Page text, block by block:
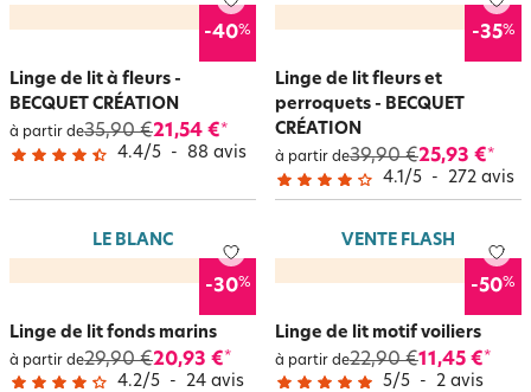
-40%
Linge de lit à fleurs -
BECQUET CRÉATION
à partir de35,90 €21,54 €*
4.4/5 - 88 avis
-35%
Linge de lit fleurs et
perroquets - BECQUET
CRÉATION
à partir de39,90 €25,93 €*
4.1/5 - 272 avis
LE BLANC
-30%
Linge de lit fonds marins
à partir de29,90 €20,93 €*
4.2/5 - 24 avis
VENTE FLASH
-50%
Linge de lit motif voiliers
à partir de22,90 €11,45 €*
5/5 - 2 avis